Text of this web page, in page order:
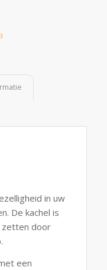
in uw
De kachel is
zetten door
een